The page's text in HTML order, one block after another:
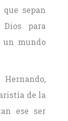
sepan
para
un mundo
de la
ese ser